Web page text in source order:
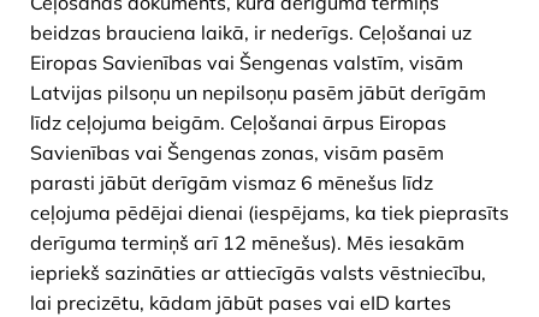
beidzas brauciena laikā, ir nederīgs. Ceļošanai uz
Eiropas Savienības vai Šengenas valstīm, visām
Latvijas pilsoņu un nepilsoņu pasēm jābūt derīgām
līdz ceļojuma beigām. Ceļošanai ārpus Eiropas
Savienības vai Šengenas zonas, visām pasēm
parasti jābūt derīgām vismaz 6 mēnešus līdz
ceļojuma pēdējai dienai (iespējams, ka tiek pieprasīts
derīguma termiņš arī 12 mēnešus). Mēs iesakām
iepriekš sazināties ar attiecīgās valsts vēstniecību,
lai precizētu, kādam jābūt pases vai eID kartes